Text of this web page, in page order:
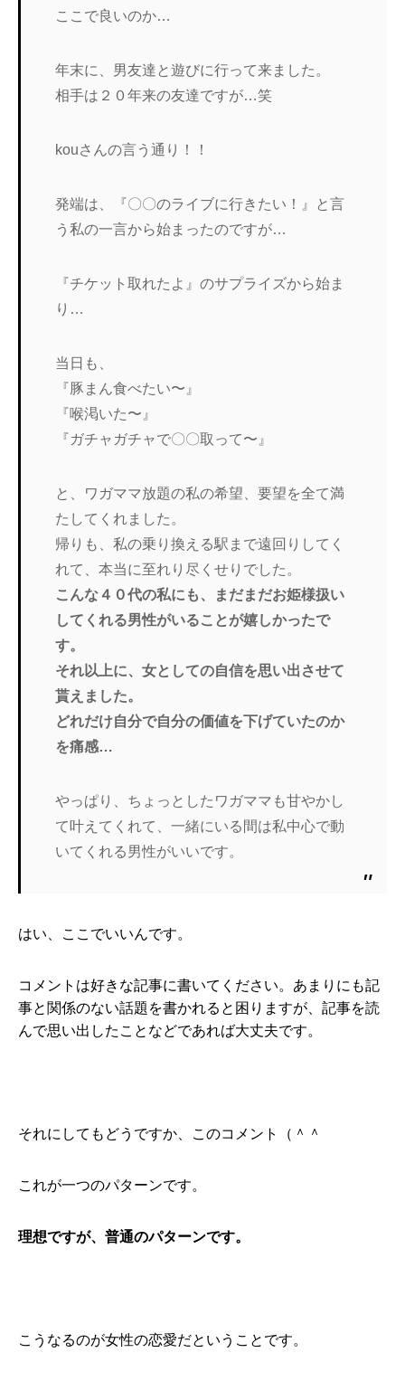
ここで良いのか…
年末に、男友達と遊びに行って来ました。
相手は２０年来の友達ですが…笑
kouさんの言う通り！！
発端は、『〇〇のライブに行きたい！』と言
う私の一言から始まったのですが…
『チケット取れたよ』のサプライズから始ま
り…
当日も、
『豚まん食べたい〜』
『喉渇いた〜』
『ガチャガチャで〇〇取って〜』
と、ワガママ放題の私の希望、要望を全て満
たしてくれました。
帰りも、私の乗り換える駅まで遠回りしてく
れて、本当に至れり尽くせりでした。
こんな４０代の私にも、まだまだお姫様扱い
してくれる男性がいることが嬉しかったで
す。
それ以上に、女としての自信を思い出させて
貰えました。
どれだけ自分で自分の価値を下げていたのか
を痛感…
やっぱり、ちょっとしたワガママも甘やかし
て叶えてくれて、一緒にいる間は私中心で動
いてくれる男性がいいです。
はい、ここでいいんです。
コメントは好きな記事に書いてください。あまりにも記
事と関係のない話題を書かれると困りますが、記事を読
んで思い出したことなどであれば大丈夫です。
それにしてもどうですか、このコメント（＾＾
これが一つのパターンです。
理想ですが、普通のパターンです。
こうなるのが女性の恋愛だということです。